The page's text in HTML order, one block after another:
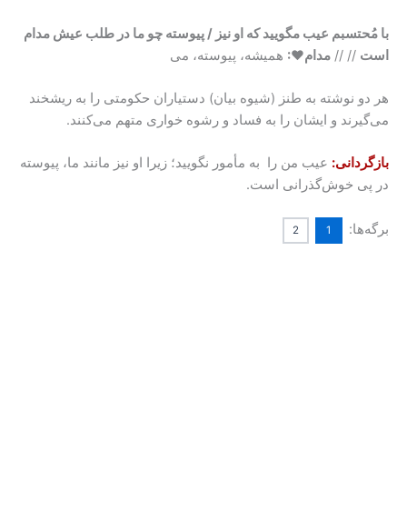
با مُحتسبم عیب مگویید که او نیز / پیوسته چو ما در طلب عیش مدام
است // // مدام♥: همیشه، پیوسته، می
هر دو نوشته به طنز (شیوه بیان) دستیاران حکومتی را به ریشخند
می‌گیرند و ایشان را به فساد و رشوه خواری متهم می‌کنند.
بازگردانی: عیب من را به مأمور نگویید؛ زیرا او نیز مانند ما، پیوسته
در پی خوش‌گذرانی است.
برگه‌ها: 1
2